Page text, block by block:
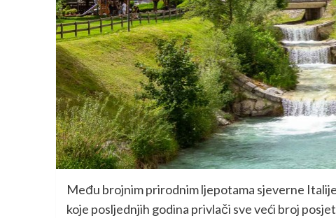
Među brojnim prirodnim ljepotama sjeverne
koje posljednjih godina privlači sve veći broj